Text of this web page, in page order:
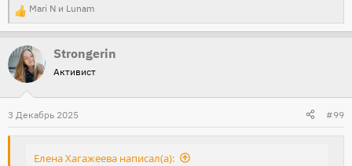
Р
е
а
к
и
и
Mari N и Lunam
Strongerin
Активист
3 Декабрь 2025 #99
Елена Хагажеева написал(а):